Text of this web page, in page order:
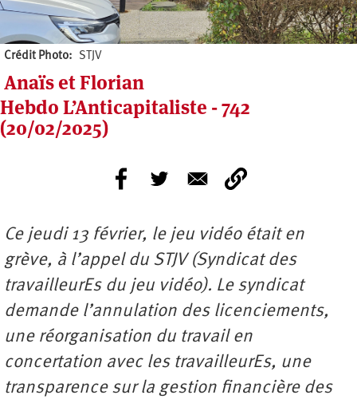
Crédit Photo STJV
Anaïs et Florian
Hebdo L’Anticapitaliste - 742
(20/02/2025)
Ce jeudi 13 février, le jeu vidéo était en
grève, à l’appel du STJV (Syndicat des
travailleurEs du jeu vidéo). Le syndicat
demande l’annulation des licenciements,
une réorganisation du travail en
concertation avec les travailleurEs, une
transparence sur la gestion financière des